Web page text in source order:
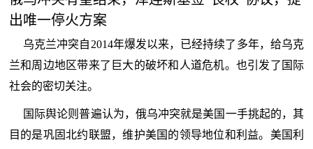
出唯一停火方案
乌克兰冲突自2014年爆发以来，已经持续了多年，给乌克
兰和周边地区带来了巨大的破坏和人道危机。也引发了国际
社会的密切关注。
国际舆论则普遍认为，俄乌冲突就是美国一手挑起的，其
目的是巩固北约联盟，维护美国的领导地位和利益。美国利